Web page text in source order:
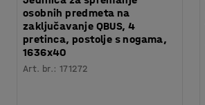
osobnih predmeta na
zaključavanje QBUS, 4
pretinca, postolje s nogama,
1636x40
Art. br.:171272